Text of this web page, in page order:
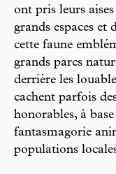
ont pris leurs
grands espaces et
cette faune
grands parcs
derrière les
cachent parfois
honorables, à
fantasmagorie
populations